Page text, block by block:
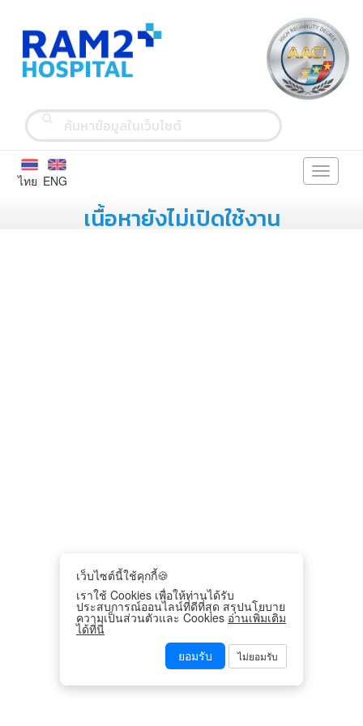
เว็บไซต์นี้ใช้คุกกี้🍪
เราใช้ Cookies เพื่อให้ท่านได้รับ
ประสบการณ์ออนไลน์ที่ดีที่สุด สรุปนโยบาย
ความเป็นส่วนตัวและ Cookies อ่านเพิ่มเติม
ได้ที่นี่
ยอมรับ
ไม่ยอมรับ
ENG
ไทย
Toggle
เนื้อหายังไม่เปิดใช้งาน